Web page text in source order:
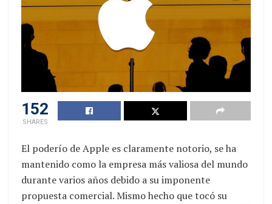
152
SHARES
El poderío de Apple es claramente notorio, se ha
mantenido como la empresa más valiosa del mundo
durante varios años debido a su imponente
propuesta comercial. Mismo hecho que tocó su